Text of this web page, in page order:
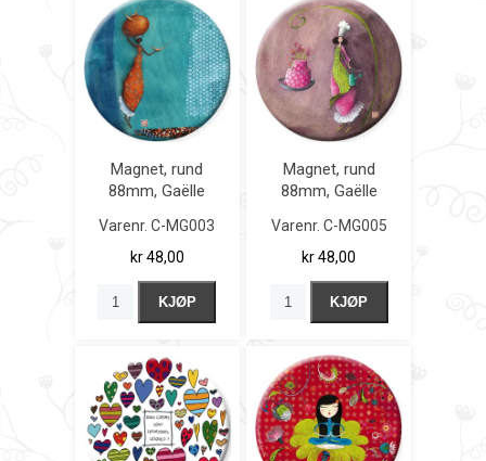
Magnet, rund
88mm, Gaëlle
Varenr. C-MG003
kr 48,00
KJØP
Magnet, rund
88mm, Gaëlle
Varenr. C-MG005
kr 48,00
KJØP